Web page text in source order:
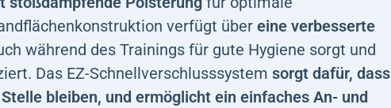
verfügt über eine verbesserte
während des Trainings für gute Hygiene sorgt und
Das EZ-Schnellverschlusssystem sorgt dafür, dass
bleiben, und ermöglicht ein einfaches An- und